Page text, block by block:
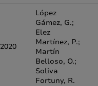
2020
López
Gámez, G.;
Elez
Martínez, P.;
Martín
Belloso, O.;
Soliva
Fortuny, R.